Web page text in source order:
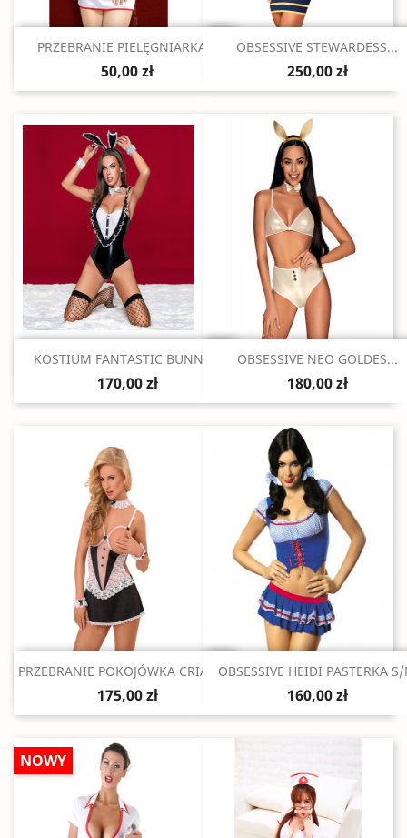
Szybki podgląd
PRZEBRANIE PIELĘGNIARKA...
50,00 zł
Szybki podgląd
OBSESSIVE STEWARDESS...
250,00 zł
Szybki podgląd
KOSTIUM FANTASTIC BUNNY...
170,00 zł
Szybki podgląd
OBSESSIVE NEO GOLDES...
180,00 zł
Szybki podgląd
PRZEBRANIE POKOJÓWKA CRIADA...
175,00 zł
Szybki podgląd
OBSESSIVE HEIDI PASTERKA
160,00 zł
NOWY